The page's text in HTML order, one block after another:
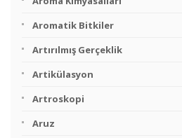
Aromatik Bitkiler
Artırılmış Gerçeklik
Artikülasyon
Artroskopi
Aruz